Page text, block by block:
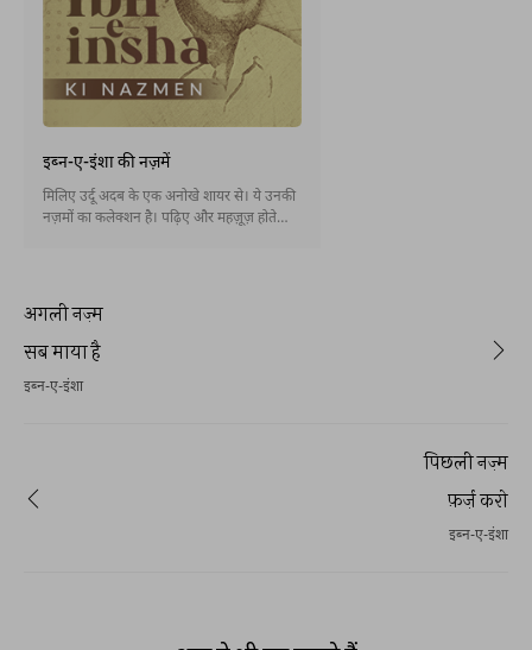
इब्न-ए-इंशा की नज़में
मिलिए उर्दू अदब के एक अनोखे शायर से। ये उनकी
नज़मों का कलेक्शन है। पढ़िए और महज़ूज़ होते
अगली नज़्म
सब माया है
इब्न-ए-इंशा
पिछली नज़्म
फ़र्ज़ करो
इब्न-ए-इंशा